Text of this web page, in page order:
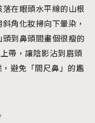
在眼頭水平線的山根
角化妝掃向下暈染，
到鼻頭間畫個很瘦的
帶，讓陰影沾到眉頭
避免「間尺鼻」的尷